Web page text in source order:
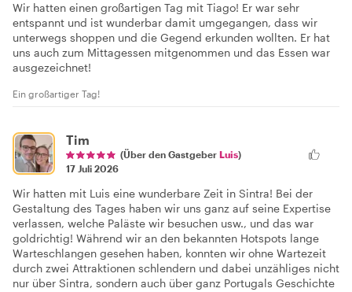
Wir hatten einen großartigen Tag mit Tiago! Er war sehr
entspannt und ist wunderbar damit umgegangen, dass wir
unterwegs shoppen und die Gegend erkunden wollten. Er hat
uns auch zum Mittagessen mitgenommen und das Essen war
ausgezeichnet!
Ein großartiger Tag!
Tim
(Über den Gastgeber Luis)
17 Juli 2026
Wir hatten mit Luis eine wunderbare Zeit in Sintra! Bei der
Gestaltung des Tages haben wir uns ganz auf seine Expertise
verlassen, welche Paläste wir besuchen usw., und das war
goldrichtig! Während wir an den bekannten Hotspots lange
Warteschlangen gesehen haben, konnten wir ohne Wartezeit
durch zwei Attraktionen schlendern und dabei unzähliges nicht
nur über Sintra, sondern auch über ganz Portugals Geschichte